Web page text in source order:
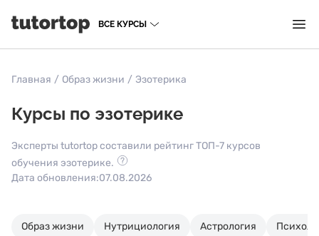
ВСЕ КУРСЫ
Главная / Образ жизни / Эзотерика
Курсы по эзотерике
Эксперты tutortop составили рейтинг ТОП-7 курсов
обучения эзотерике.
Дата обновления:07.08.2026
Образ жизни Нутрициология Астрология